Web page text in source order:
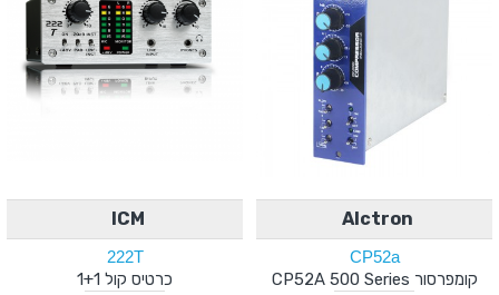
Alctron
CP52a
קומפרסור CP52A 500 Series
ICM
222T
כרטיס קול 1+1